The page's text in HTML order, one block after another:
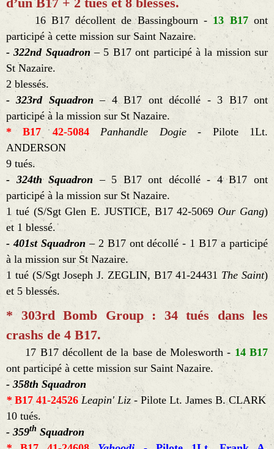
16 B17 décollent de Bassingbourn -13B17ont
participé à cette mission sur Saint Nazaire.
- 322nd Squadron – 5 B17 ont participé à la mission sur
St Nazaire.
2 blessés.
- 323rd Squadron – 4 B17 ont décollé - 3 B17 ont
participé à la mission sur St Nazaire.
* B17 42-5084
Panhandle Dogie- Pilote 1Lt.
ANDERSON
9 tués.
- 324th Squadron– 5 B17 ont décollé - 4 B17 ont
participé à la mission sur St Nazaire.
1 tué (S/Sgt Glen E. JUSTICE, B17 42-5069 Our Gang)
et 1 blessé.
- 401st Squadron – 2 B17 ont décollé - 1 B17 a participé
à la mission sur St Nazaire.
1 tué (S/Sgt Joseph J. ZEGLIN, B17 41-24431 The Saint)
et 5 blessés.
* 303rd Bomb Group : 34 tués dans les
crashs de 4 B17.
17 B17 décollent de la base de Molesworth - 14 B17
ont participé à cette mission sur Saint Nazaire.
- 358th Squadron
* B17 41-24526 Leapin' Liz -Pilote Lt. James B. CLARK
10 tués.
- 359th Squadron